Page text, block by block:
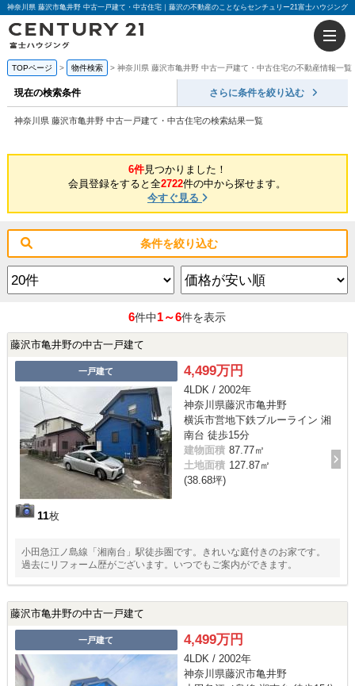
神奈川県 藤沢市亀井野 中古一戸建て・中古住宅｜藤沢の不動産のことならセンチュリー21富士ハウジング
TOPページ 物件検索 神奈川県 藤沢市亀井野 中古一戸建て・中古住宅の不動産情報一覧
現在の検索条件 さらに条件を絞り込む
神奈川県 藤沢市亀井野 中古一戸建て・中古住宅の検索結果一覧
6件見つかりました！
会員登録をすると全2722件の中から探せます。
今すぐ見る
条件を絞り込む
6件中1～6件を表示
藤沢市亀井野の中古一戸建て
一戸建て
11枚
4,499万円
4LDK / 2002年
神奈川県藤沢市亀井野
横浜市営地下鉄ブルーライン 湘
南台 徒歩15分
建物面積 87.77㎡
土地面積 127.87㎡
(38.68坪)
小田急江ノ島線「湘南台」駅徒歩圏です。きれいな庭付きのお家です。
過去にリフォーム歴がございます。いつでもご案内ができます。
藤沢市亀井野の中古一戸建て
一戸建て 4,499万円
4LDK / 2002年
神奈川県藤沢市亀井野